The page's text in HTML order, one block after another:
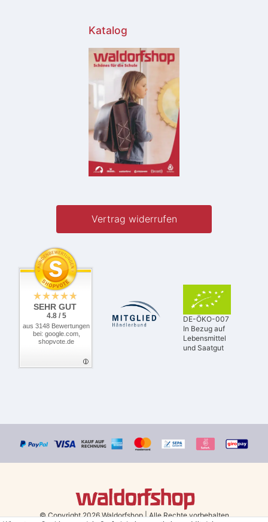
Katalog
Vertrag widerrufen
SEHR GUT
4.8 / 5
aus 3148 Bewertungen
bei: google.com,
shopvote.de
DE-ÖKO-007
In Bezug auf
Lebensmittel
und Saatgut
© Copyright 2026 Waldorfshop|Alle Rechte vorbehalten.